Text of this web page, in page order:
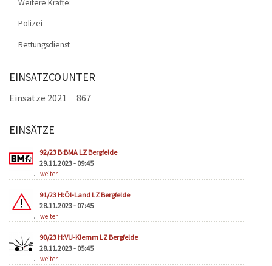
Weitere Kräfte:
Polizei
Rettungsdienst
EINSATZCOUNTER
Einsätze 2021 867
EINSÄTZE
92/23 B:BMA LZ Bergfelde
29.11.2023 - 09:45
... weiter
91/23 H:Öl-Land LZ Bergfelde
28.11.2023 - 07:45
... weiter
90/23 H:VU-Klemm LZ Bergfelde
28.11.2023 - 05:45
... weiter
Seiten